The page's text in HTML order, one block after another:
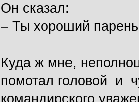
Он сказал:
– Ты хороший
Куда ж мне,
помотал головой и
командирского